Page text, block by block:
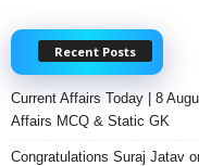
Recent Posts
Current Affairs Today | 8
Affairs MCQ & Static GK
Congratulations Suraj Jatav